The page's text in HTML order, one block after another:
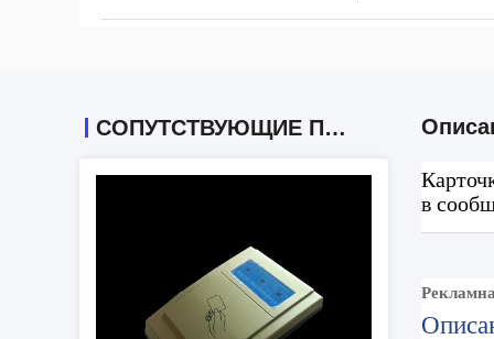
СОПУТСТВУЮЩИЕ ПРОДУКТЫ
в